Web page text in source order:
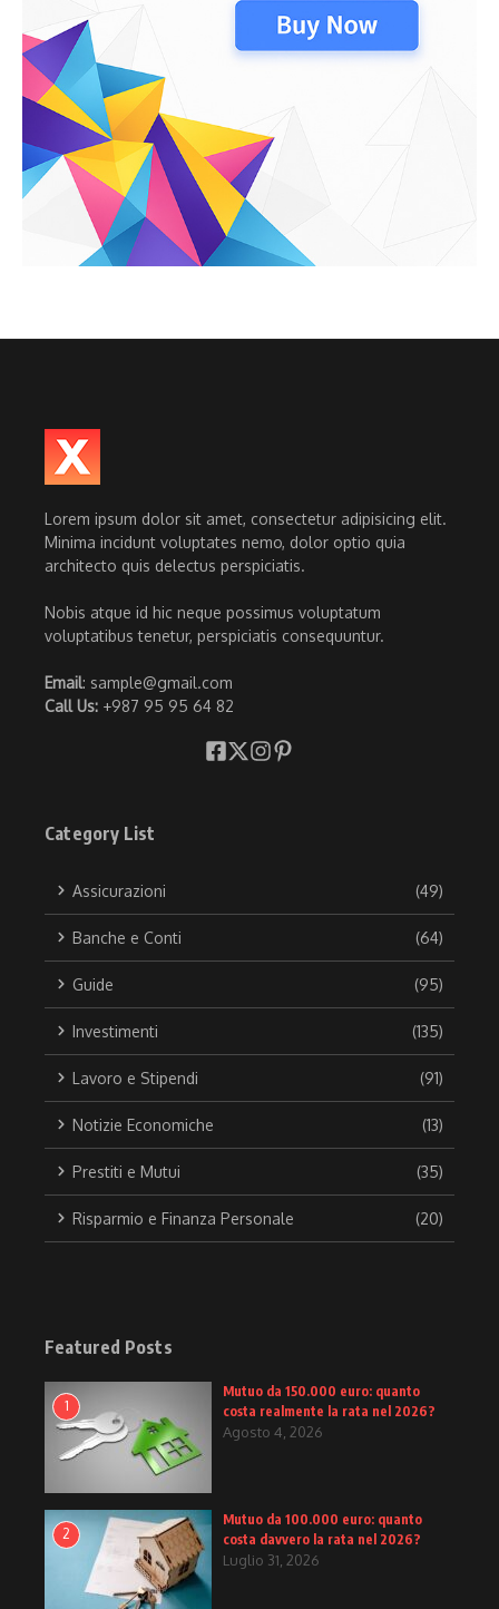
Lorem ipsum dolor sit amet, consectetur adipisicing elit.
Minima incidunt voluptates nemo, dolor optio quia
architecto quis delectus perspiciatis.
Nobis atque id hic neque possimus voluptatum
voluptatibus tenetur, perspiciatis consequuntur.
Email: sample@gmail.com
Call Us: +987 95 95 64 82
Category List
Assicurazioni (49)
Banche e Conti (64)
Guide (95)
Investimenti (135)
Lavoro e Stipendi (91)
Notizie Economiche (13)
Prestiti e Mutui (35)
Risparmio e Finanza Personale (20)
Featured Posts
1
Mutuo da 150.000 euro: quanto
costa realmente la rata nel 2026?
Agosto 4, 2026
2
Mutuo da 100.000 euro: quanto
costa davvero la rata nel 2026?
Luglio 31, 2026